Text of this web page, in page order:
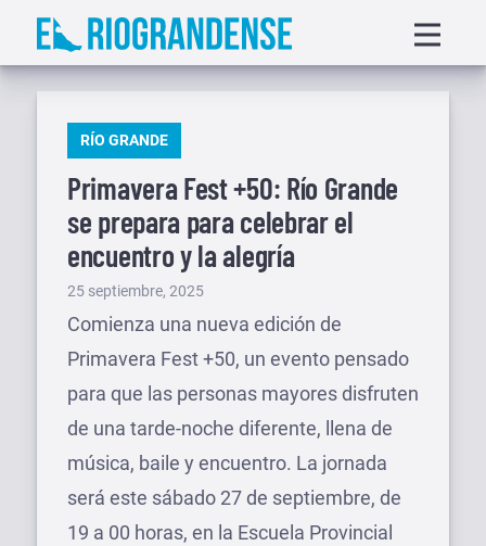
Saltar
menu
PUBLICADO
RÍO GRANDE
Primavera Fest +50: Río Grande
se prepara para celebrar el
encuentro y la alegría
Publicado
el
25 septiembre, 2025
Comienza una nueva edición de
Primavera Fest +50, un evento pensado
para que las personas mayores disfruten
de una tarde-noche diferente, llena de
música, baile y encuentro. La jornada
será este sábado 27 de septiembre, de
19 a 00 horas, en la Escuela Provincial